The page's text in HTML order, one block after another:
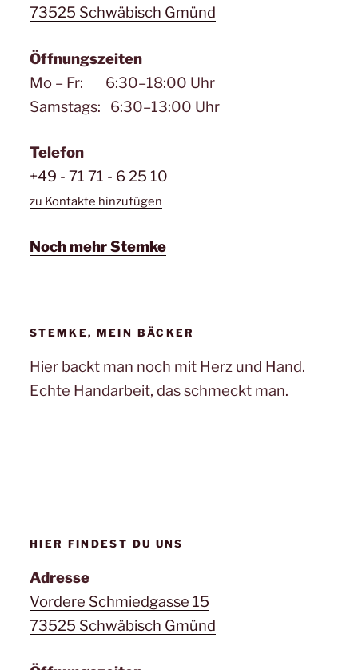
73525 Schwäbisch Gmünd
Öffnungszeiten
Mo – Fr: 6:30–18:00 Uhr
Samstags: 6:30–13:00 Uhr
Telefon
+49 - 71 71 - 6 25 10
zu Kontakte hinzufügen
Noch mehr Stemke
STEMKE, MEIN BÄCKER
Hier backt man noch mit Herz und Hand.
Echte Handarbeit, das schmeckt man.
HIER FINDEST DU UNS
Adresse
Vordere Schmiedgasse 15
73525 Schwäbisch Gmünd